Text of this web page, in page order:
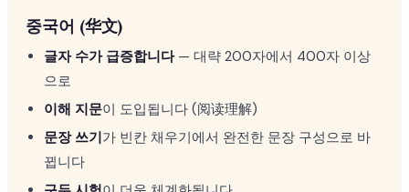
중국어 (华文)
글자 수가 급증합니다— 대략 200자에서 400자 이상
으로
이해 지문이 도입됩니다 (阅读理解)
문장 쓰기가 빈칸 채우기에서 완전한 문장 구성으로 바
뀝니다